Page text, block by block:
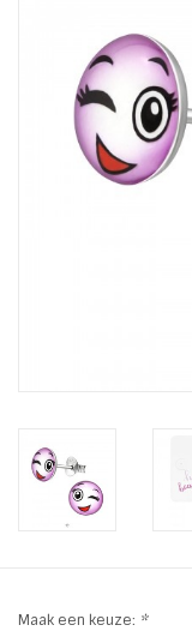
Haaraccesoires
Zonnebrillen
LIFESTYLE
SALE
Maak een keuze: *